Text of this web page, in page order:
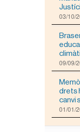
a
m
a
t
g
e
a
m
d
a
c
o
03/10/
09/09/
drets
canvi
01/01/